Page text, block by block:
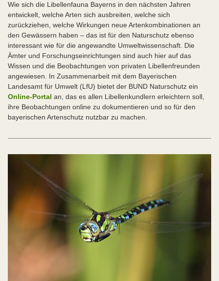
Wie sich die Libellenfauna Bayerns in den nächsten Jahren
entwickelt, welche Arten sich ausbreiten, welche sich
zurückziehen, welche Wirkungen neue Artenkombinationen an
den Gewässern haben – das ist für den Naturschutz ebenso
interessant wie für die angewandte Umweltwissenschaft. Die
Ämter und Forschungseinrichtungen sind auch hier auf das
Wissen und die Beobachtungen von privaten Libellenfreunden
angewiesen. In Zusammenarbeit mit dem Bayerischen
Landesamt für Umwelt (LfU) bietet der BUND Naturschutz ein
Online-Portal an, das es allen Libellenkundlern erleichtern soll,
ihre Beobachtungen online zu dokumentieren und so für den
bayerischen Artenschutz nutzbar zu machen.